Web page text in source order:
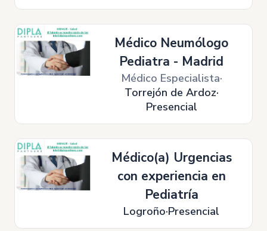
Médico Neumólogo
Pediatra - Madrid
Médico Especialista
Torrejón de Ardoz
Presencial
Médico(a) Urgencias
con experiencia en
Pediatría
Logroño Presencial